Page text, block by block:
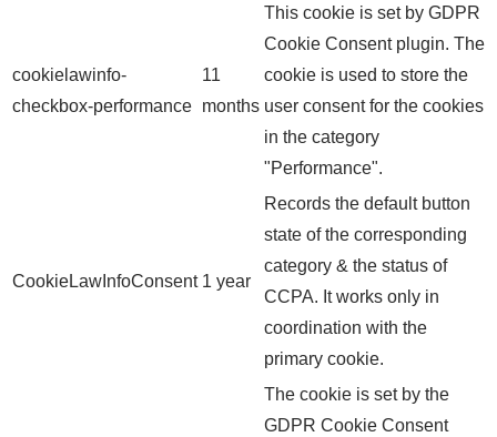
cookielawinfo-
checkbox-performance
11
months
This cookie is set by GDPR
Cookie Consent plugin. The
cookie is used to store the
user consent for the cookies
in the category
"Performance".
CookieLawInfoConsent 1 year
Records the default button
state of the corresponding
category & the status of
CCPA. It works only in
coordination with the
primary cookie.
The cookie is set by the
GDPR Cookie Consent